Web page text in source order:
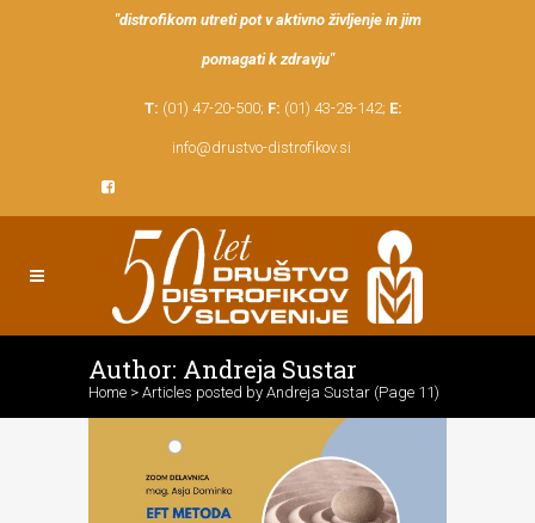
"distrofikom utreti pot v aktivno življenje in jim
pomagati k zdravju"
T: (01) 47-20-500; F: (01) 43-28-142; E:
info@drustvo-distrofikov.si
Author: Andreja Sustar
Home > Articles posted by Andreja Sustar (Page 11)